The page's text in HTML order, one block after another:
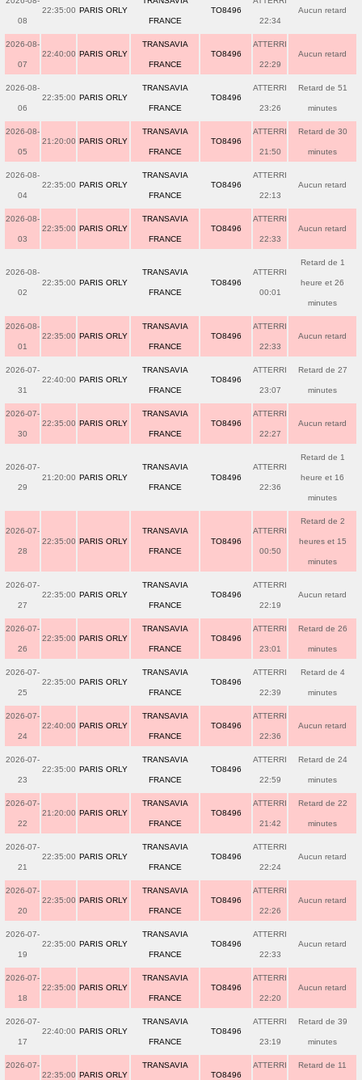
08
22:35:00 PARIS ORLY
FRANCE
TO8496
22:34
Aucun retard
2026-08-
07
22:40:00 PARIS ORLY
TRANSAVIA
FRANCE
TO8496
ATTERRI
22:29
Aucun retard
2026-08-
06
22:35:00 PARIS ORLY
TRANSAVIA
FRANCE
TO8496
ATTERRI
23:26
Retard de 51
minutes
2026-08-
05
21:20:00 PARIS ORLY
TRANSAVIA
FRANCE
TO8496
ATTERRI
21:50
Retard de 30
minutes
2026-08-
04
22:35:00 PARIS ORLY
TRANSAVIA
FRANCE
TO8496
ATTERRI
22:13
Aucun retard
2026-08-
03
22:35:00 PARIS ORLY
TRANSAVIA
FRANCE
TO8496
ATTERRI
22:33
Aucun retard
2026-08-
02
22:35:00 PARIS ORLY
TRANSAVIA
FRANCE
TO8496
ATTERRI
00:01
Retard de 1
heure et 26
minutes
2026-08-
01
22:35:00 PARIS ORLY
TRANSAVIA
FRANCE
TO8496
ATTERRI
22:33
Aucun retard
2026-07-
31
22:40:00 PARIS ORLY
TRANSAVIA
FRANCE
TO8496
ATTERRI
23:07
Retard de 27
minutes
2026-07-
30
22:35:00 PARIS ORLY
TRANSAVIA
FRANCE
TO8496
ATTERRI
22:27
Aucun retard
2026-07-
29
21:20:00 PARIS ORLY
TRANSAVIA
FRANCE
TO8496
ATTERRI
22:36
Retard de 1
heure et 16
minutes
2026-07-
28
22:35:00 PARIS ORLY
TRANSAVIA
FRANCE
TO8496
ATTERRI
00:50
Retard de 2
heures et 15
minutes
2026-07-
27
22:35:00 PARIS ORLY
TRANSAVIA
FRANCE
TO8496
ATTERRI
22:19
Aucun retard
2026-07-
26
22:35:00 PARIS ORLY
TRANSAVIA
FRANCE
TO8496
ATTERRI
23:01
Retard de 26
minutes
2026-07-
25
22:35:00 PARIS ORLY
TRANSAVIA
FRANCE
TO8496
ATTERRI
22:39
Retard de 4
minutes
2026-07-
24
22:40:00 PARIS ORLY
TRANSAVIA
FRANCE
TO8496
ATTERRI
22:36
Aucun retard
2026-07-
23
22:35:00 PARIS ORLY
TRANSAVIA
FRANCE
TO8496
ATTERRI
22:59
Retard de 24
minutes
2026-07-
22
21:20:00 PARIS ORLY
TRANSAVIA
FRANCE
TO8496
ATTERRI
21:42
Retard de 22
minutes
2026-07-
21
22:35:00 PARIS ORLY
TRANSAVIA
FRANCE
TO8496
ATTERRI
22:24
Aucun retard
2026-07-
20
22:35:00 PARIS ORLY
TRANSAVIA
FRANCE
TO8496
ATTERRI
22:26
Aucun retard
2026-07-
19
22:35:00 PARIS ORLY
TRANSAVIA
FRANCE
TO8496
ATTERRI
22:33
Aucun retard
2026-07-
18
22:35:00 PARIS ORLY
TRANSAVIA
FRANCE
TO8496
ATTERRI
22:20
Aucun retard
2026-07-
17
22:40:00 PARIS ORLY
TRANSAVIA
FRANCE
TO8496
ATTERRI
23:19
Retard de 39
minutes
2026-07-
22:35:00 PARIS ORLY
TRANSAVIA
TO8496
ATTERRI Retard de 11